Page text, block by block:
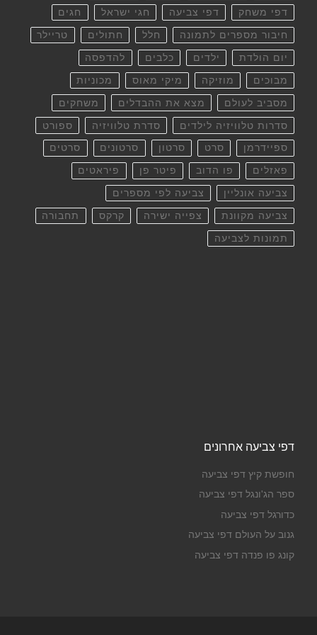
דפי משחק דפי צביעה חגי ישראל חגים
חיבור מספרים לתמונה חלל חתולים טריילר
יום הולדת ילדים כלבים להדפסה
מבוכים מוזיקה מיקי מאוס מכוניות
מסביב לעולם מצא את ההבדלים משחקים
סדרות טלוויזיה לילדים סדרת טלוויזיה ספורט
ספיידרמן סרט סרטון סרטונים סרטים
פאזלים פו הדוב פיטר פן פיראטים
צביעה אונליין צביעה לפי מספרים
צביעה מקוונת צפייה ישירה קרקס תחבורה
תמונות לצביעה
דפי צביעה אחרונים
חופשת קיץ דפי צביעה
ספר הג'ונגל דפי צביעה
כדורגל דפי צביעה
גנוב על העולם דפי צביעה
קונג פו פנדה דפי צביעה